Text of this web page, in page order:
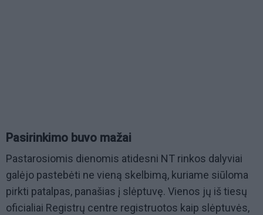
Pasirinkimo buvo mažai
Pastarosiomis dienomis atidesni NT rinkos dalyviai
galėjo pastebėti ne vieną skelbimą, kuriame siūloma
pirkti patalpas, panašias į slėptuvę. Vienos jų iš tiesų
oficialiai Registrų centre registruotos kaip slėptuvės,